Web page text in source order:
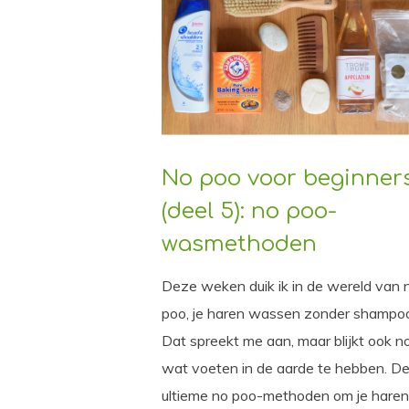
No poo voor
(deel 5): no poo-
wasmethoden
Deze weken duik ik in de wereld van
poo, je haren wassen zonder
Dat spreekt me aan, maar blijkt ook
wat voeten in de aarde te hebben. De
ultieme no poo-methoden om je